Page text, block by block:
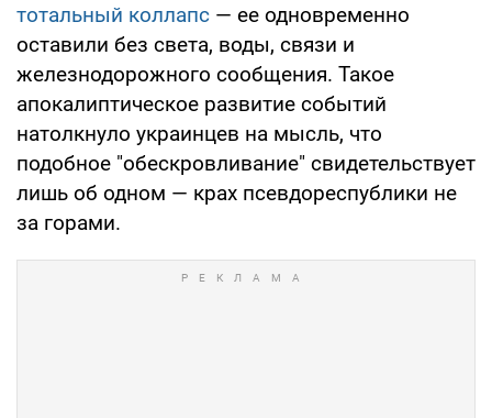
тотальный коллапс — ее одновременно
оставили без света, воды, связи и
железнодорожного сообщения. Такое
апокалиптическое развитие событий
натолкнуло украинцев на мысль, что
подобное "обескровливание" свидетельствует
лишь об одном — крах псевдореспублики не
за горами.